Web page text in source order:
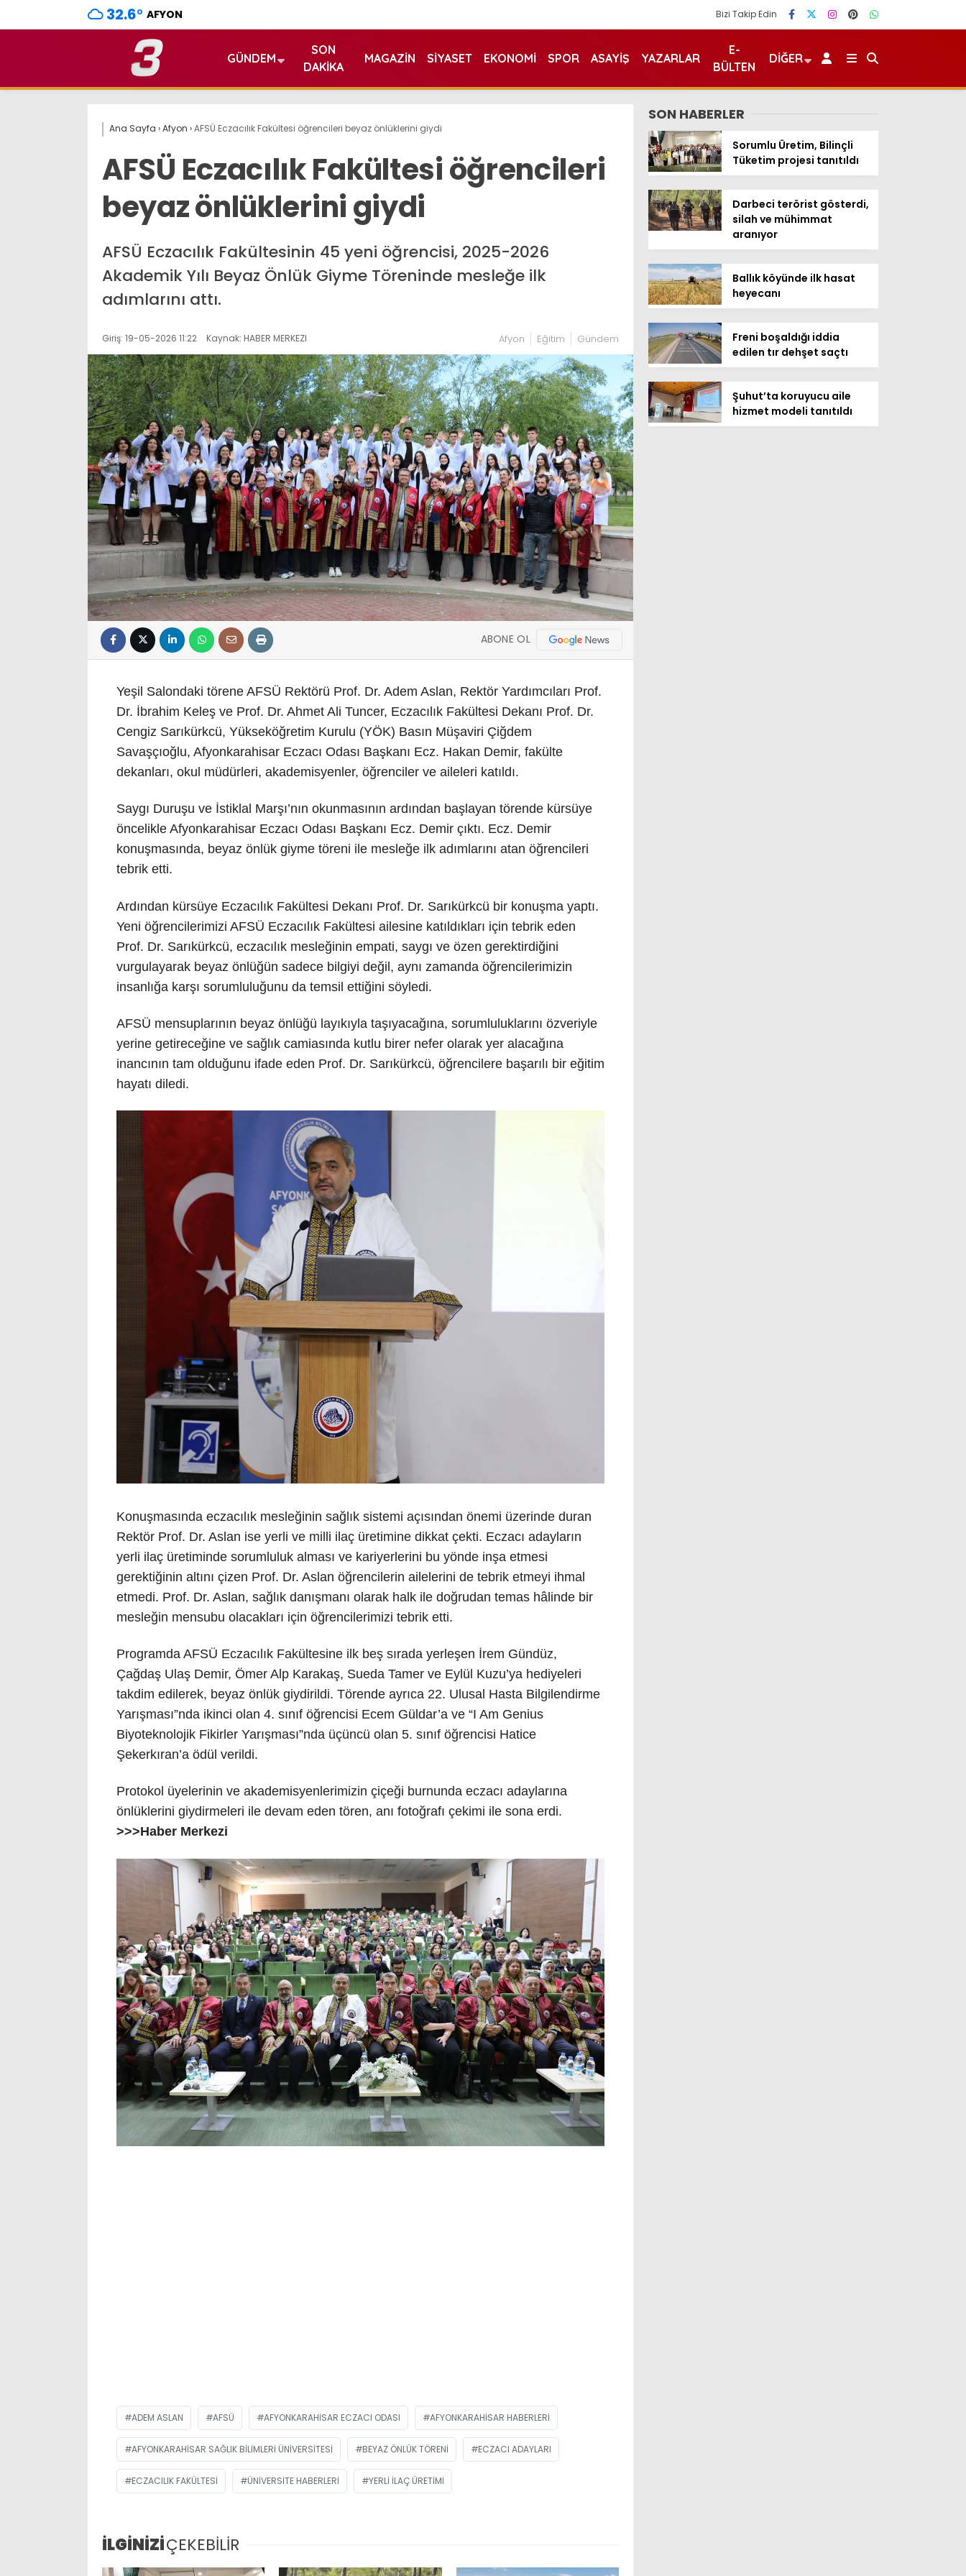
32.6° AFYON Bizi Takip Edin
GÜNDEM
SON
DAKIKA
MAGAZIN SIYASET EKONOMI SPOR ASAYIŞ YAZARLAR
E-
BÜLTEN
DIĞER
Ana Sayfa ›Afyon ›AFSÜ Eczacılık Fakültesi öğrencileri beyaz önlüklerini giydi
AFSÜ Eczacılık Fakültesi öğrencileri
beyaz önlüklerini giydi
AFSÜ Eczacılık Fakültesinin 45 yeni öğrencisi, 2025-2026
Akademik Yılı Beyaz Önlük Giyme Töreninde mesleğe ilk
adımlarını attı.
Giriş: 19-05-2026 11:22 Kaynak: HABER MERKEZI Afyon Eğitim Gündem
ABONE OL
Yeşil Salondaki törene AFSÜ Rektörü Prof. Dr. Adem Aslan, Rektör Yardımcıları Prof.
Dr. İbrahim Keleş ve Prof. Dr. Ahmet Ali Tuncer, Eczacılık Fakültesi Dekanı Prof. Dr.
Cengiz Sarıkürkcü, Yükseköğretim Kurulu (YÖK) Basın Müşaviri Çiğdem
Savaşçıoğlu, Afyonkarahisar Eczacı Odası Başkanı Ecz. Hakan Demir, fakülte
dekanları, okul müdürleri, akademisyenler, öğrenciler ve aileleri katıldı.
Saygı Duruşu ve İstiklal Marşı’nın okunmasının ardından başlayan törende kürsüye
öncelikle Afyonkarahisar Eczacı Odası Başkanı Ecz. Demir çıktı. Ecz. Demir
konuşmasında, beyaz önlük giyme töreni ile mesleğe ilk adımlarını atan öğrencileri
tebrik etti.
Ardından kürsüye Eczacılık Fakültesi Dekanı Prof. Dr. Sarıkürkcü bir konuşma yaptı.
Yeni öğrencilerimizi AFSÜ Eczacılık Fakültesi ailesine katıldıkları için tebrik eden
Prof. Dr. Sarıkürkcü, eczacılık mesleğinin empati, saygı ve özen gerektirdiğini
vurgulayarak beyaz önlüğün sadece bilgiyi değil, aynı zamanda öğrencilerimizin
insanlığa karşı sorumluluğunu da temsil ettiğini söyledi.
AFSÜ mensuplarının beyaz önlüğü layıkıyla taşıyacağına, sorumluluklarını özveriyle
yerine getireceğine ve sağlık camiasında kutlu birer nefer olarak yer alacağına
inancının tam olduğunu ifade eden Prof. Dr. Sarıkürkcü, öğrencilere başarılı bir eğitim
hayatı diledi.
Konuşmasında eczacılık mesleğinin sağlık sistemi açısından önemi üzerinde duran
Rektör Prof. Dr. Aslan ise yerli ve milli ilaç üretimine dikkat çekti. Eczacı adayların
yerli ilaç üretiminde sorumluluk alması ve kariyerlerini bu yönde inşa etmesi
gerektiğinin altını çizen Prof. Dr. Aslan öğrencilerin ailelerini de tebrik etmeyi ihmal
etmedi. Prof. Dr. Aslan, sağlık danışmanı olarak halk ile doğrudan temas hâlinde bir
mesleğin mensubu olacakları için öğrencilerimizi tebrik etti.
Programda AFSÜ Eczacılık Fakültesine ilk beş sırada yerleşen İrem Gündüz,
Çağdaş Ulaş Demir, Ömer Alp Karakaş, Sueda Tamer ve Eylül Kuzu’ya hediyeleri
takdim edilerek, beyaz önlük giydirildi. Törende ayrıca 22. Ulusal Hasta Bilgilendirme
Yarışması”nda ikinci olan 4. sınıf öğrencisi Ecem Güldar’a ve “I Am Genius
Biyoteknolojik Fikirler Yarışması”nda üçüncü olan 5. sınıf öğrencisi Hatice
Şekerkıran’a ödül verildi.
Protokol üyelerinin ve akademisyenlerimizin çiçeği burnunda eczacı adaylarına
önlüklerini giydirmeleri ile devam eden tören, anı fotoğrafı çekimi ile sona erdi.
>>>Haber Merkezi
ADEM ASLAN AFSÜ AFYONKARAHISAR ECZACI ODASI AFYONKARAHISAR HABERLERI
AFYONKARAHISAR SAĞLIK BILIMLERI ÜNIVERSITESI BEYAZ ÖNLÜK TÖRENI ECZACI ADAYLARI
ECZACILIK FAKÜLTESI ÜNIVERSITE HABERLERI YERLI ILAÇ ÜRETIMI
İLGİNİZİÇEKEBİLİR
SON HABERLER
Sorumlu Üretim, Bilinçli
Tüketim projesi tanıtıldı
Darbeci terörist gösterdi,
silah ve mühimmat
aranıyor
Ballık köyünde ilk hasat
heyecanı
Freni boşaldığı iddia
edilen tır dehşet saçtı
Şuhut’ta koruyucu aile
hizmet modeli tanıtıldı